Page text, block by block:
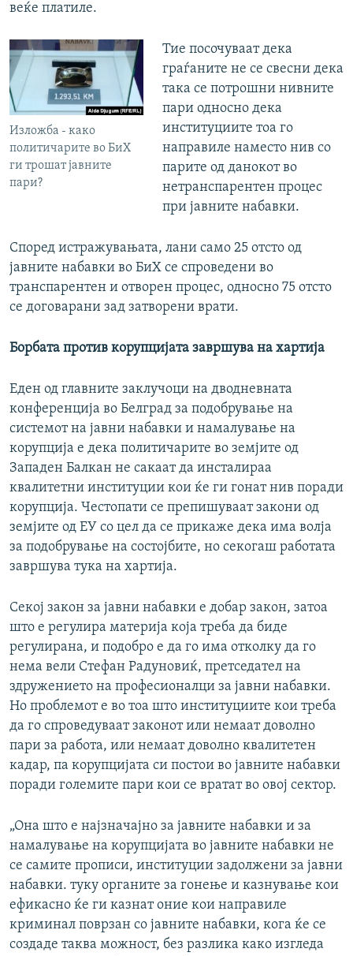
веќе платиле.
Изложба - како
политичарите во БиХ
ги трошат јавните
пари?
Тие посочуваат дека
граѓаните не се свесни дека
така се потрошни нивните
пари односно дека
институциите тоа го
направиле наместо нив со
парите од данокот во
нетранспарентен процес
при јавните набавки.
Според истражувањата, лани само 25 отсто од
јавните набавки во БиХ се спроведени во
транспарентен и отворен процес, односно 75 отсто
се договарани зад затворени врати.
Борбата против корупцијата завршува на хартија
Еден од главните заклучоци на дводневната
конференција во Белград за подобрување на
системот на јавни набавки и намалување на
корупција е дека политичарите во земјите од
Западен Балкан не сакаат да инсталираа
квалитетни институции кои ќе ги гонат нив поради
корупција. Честопати се препишуваат закони од
земјите од ЕУ со цел да се прикаже дека има волја
за подобрување на состојбите, но секогаш работата
завршува тука на хартија.
Секој закон за јавни набавки е добар закон, затоа
што е регулира материја која треба да биде
регулирана, и подобро е да го има отколку да го
нема вели Стефан Радуновиќ, претседател на
здружението на професионалци за јавни набавки.
Но проблемот е во тоа што институциите кои треба
да го спроведуваат законот или немаат доволно
пари за работа, или немаат доволно квалитетен
кадар, па корупцијата си постои во јавните набавки
поради големите пари кои се вратат во овој сектор.
„Она што е најзначајно за јавните набавки и за
намалување на корупцијата во јавните набавки не
се самите прописи, институции задолжени за јавни
набавки. туку органите за гонење и казнување кои
ефикасно ќе ги казнат оние кои направиле
криминал поврзан со јавните набавки, кога ќе се
создаде таква можност, без разлика како изгледа